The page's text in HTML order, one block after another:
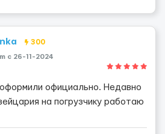
300
c 26-11-2024
официально. Недавно
на погрузчику работаю